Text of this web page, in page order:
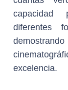
capacidad
diferentes
excelencia.